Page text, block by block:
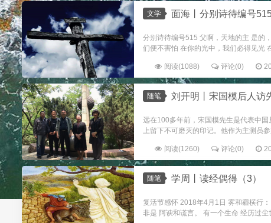
文学 面海丨分别诗待编号
分别诗待编号515 父啊，天地的主 是的
们便不害怕 在你的光中，我们必得见光
阅读(1088) 评论(0)
随笔 刘开明丨宋国模后人访
远在100多年前，宋国模先生是代表中
上留下不可磨灭的印记。他作为主测员
阅读(1260) 评论(0)
随笔 学周丨读经偶得（3）
复活节感怀 2018年4月1日 雾和霾横行
非是 阿谀和谎言。 有一个生命 经历过尘